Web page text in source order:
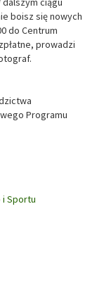
boisz się nowych
do Centrum
prowadzi
Programu
Sportu